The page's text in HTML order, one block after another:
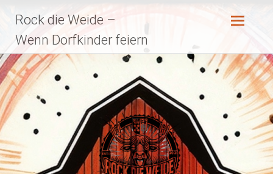
Inhalt
springen
Rock die Weide –
Wenn Dorfkinder feiern